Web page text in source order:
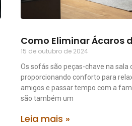
Como Eliminar Ácaros
15 de outubro de 2024
Os sofás são peças-chave na sala
proporcionando conforto para
amigos e passar tempo com a
são também um
Leia mais »